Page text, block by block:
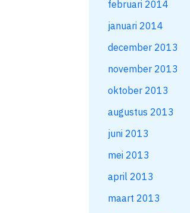
februari 2014
januari 2014
december 2013
november 2013
oktober 2013
augustus 2013
juni 2013
mei 2013
april 2013
maart 2013